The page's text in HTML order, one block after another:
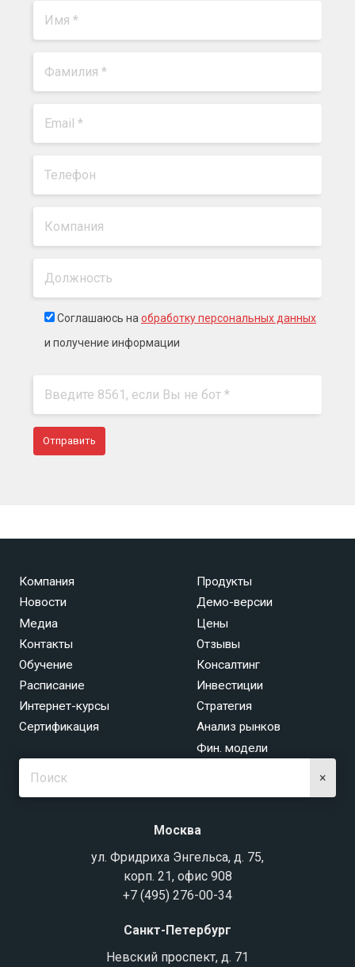
Соглашаюсь на обработку персональных данных
и получение информации
Компания
Новости
Медиа
Контакты
Продукты
Демо-версии
Цены
Отзывы
Обучение
Расписание
Интернет-курсы
Сертификация
Консалтинг
Инвестиции
Стратегия
Анализ рынков
Фин. модели
×
Москва
ул. Фридриха Энгельса, д. 75,
корп. 21, офис 908
+7 (495) 276-00-34
Санкт-Петербург
Невский проспект, д. 71